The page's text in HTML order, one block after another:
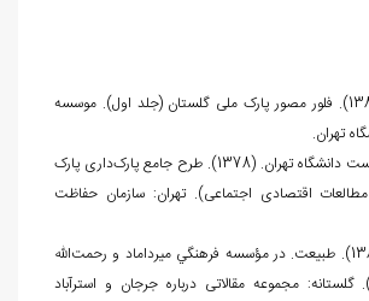
• آخانی، حسین. (1383). فلور مصور پارک ملی گلستان (جلد اول). موسسه
تهران.
دانشگاه تهران. (1378). طرح جامع پارک
داری پارک
اقتصادی اجتماعی‏). تهران: سازمان حفاظت
الله
گلستانه: مجموعه مقالاتی درباره جرجان و استرآباد